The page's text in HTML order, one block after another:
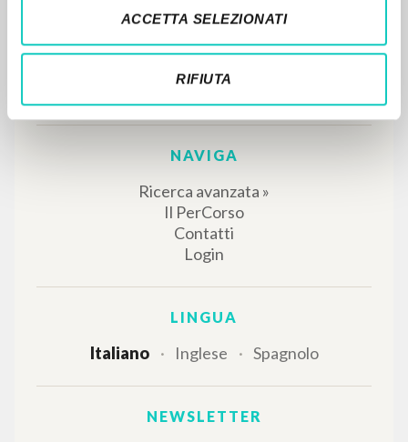
ACCETTA SELEZIONATI
RIFIUTA
Il portale raccoglie e rende accessibili gli scritti
di Luigi Giussani: quasi 5000 voci bibliografiche,
dedicati.
NAVIGA
Ricerca avanzata »
Il PerCorso
Contatti
Login
LINGUA
Italiano Inglese Spagnolo
NEWSLETTER